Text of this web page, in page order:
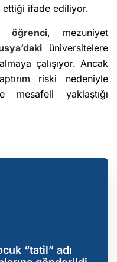
ettiği ifade ediliyor.
öğrenci, mezuniyet
üniversitelere
çalışıyor. Ancak
riski nedeniyle
mesafeli yaklaştığı
“tatil” adı